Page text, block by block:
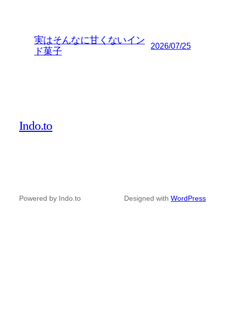
実はそんなに甘くないイン
ド菓子
2026/07/25
Indo.to
Powered by Indo.to Designed with WordPress